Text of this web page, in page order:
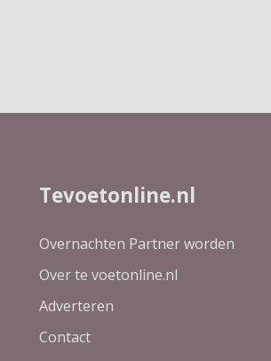
Tevoetonline.nl
Overnachten Partner worden
Over te voetonline.nl
Adverteren
Contact